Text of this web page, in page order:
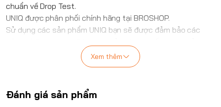
chuẩn về Drop Test.
UNIQ được phân phối chính hãng tại BROSHOP.
Sử dụng các sản phẩm UNIQ bạn sẽ được đảm bảo các
HYBRID iPhone Air MAGCLICK
Ốp lưng lai (hybrid) siêu mỏng với thiết kế góc bo cong
công nghệ AirLite™, tăng khả năng đàn hồi và hấp thụ lực
Xem thêm
Đánh giá sản phẩm